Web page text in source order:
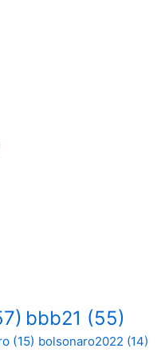
bbb21 (55)
(15) bolsonaro2022 (14)